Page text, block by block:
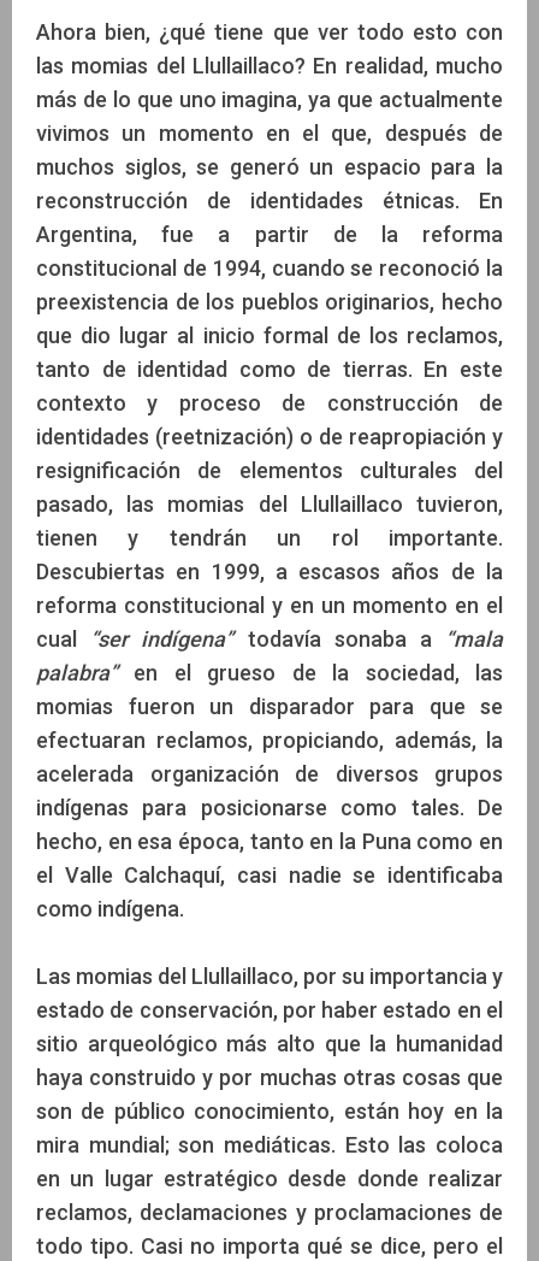
Ahora bien, ¿qué tiene que ver todo esto con
las momias del Llullaillaco? En realidad, mucho
más de lo que uno imagina, ya que actualmente
vivimos un momento en el que, después de
muchos siglos, se generó un espacio para la
reconstrucción de identidades étnicas. En
Argentina, fue a partir de la reforma
constitucional de 1994, cuando se reconoció la
preexistencia de los pueblos originarios, hecho
que dio lugar al inicio formal de los reclamos,
tanto de identidad como de tierras. En este
contexto y proceso de construcción de
identidades (reetnización) o de reapropiación y
resignificación de elementos culturales del
pasado, las momias del Llullaillaco tuvieron,
tienen y tendrán un rol importante.
Descubiertas en 1999, a escasos años de la
reforma constitucional y en un momento en el
cual
“ser indígena”todavía sonaba a
“mala
palabra”en el grueso de la sociedad, las
momias fueron un disparador para que se
efectuaran reclamos, propiciando, además, la
acelerada organización de diversos grupos
indígenas para posicionarse como tales. De
hecho, en esa época, tanto en la Puna como en
el Valle Calchaquí, casi nadie se identificaba
como indígena.
Las momias del Llullaillaco, por su importancia y
estado de conservación, por haber estado en el
sitio arqueológico más alto que la humanidad
haya construido y por muchas otras cosas que
son de público conocimiento, están hoy en la
mira mundial; son mediáticas. Esto las coloca
en un lugar estratégico desde donde realizar
reclamos, declamaciones y proclamaciones de
todo tipo. Casi no importa qué se dice, pero el